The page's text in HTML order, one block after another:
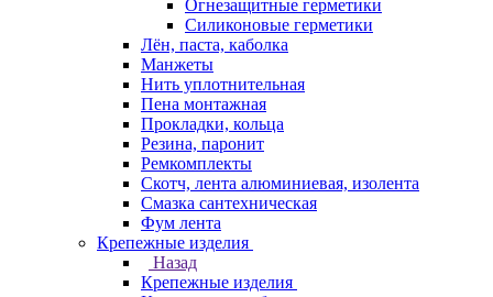
Огнезащитные герметики
Силиконовые герметики
Лён, паста, каболка
Манжеты
Нить уплотнительная
Пена монтажная
Прокладки, кольца
Резина, паронит
Ремкомплекты
Скотч, лента алюминиевая, изолента
Смазка сантехническая
Фум лента
Крепежные изделия
Назад
Крепежные изделия